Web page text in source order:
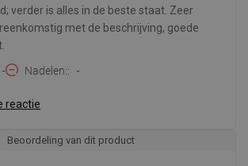
verder is alles in de beste staat. Zeer
met de beschrijving, goede
- Nadelen: -
reactie
Beoordeling van dit product